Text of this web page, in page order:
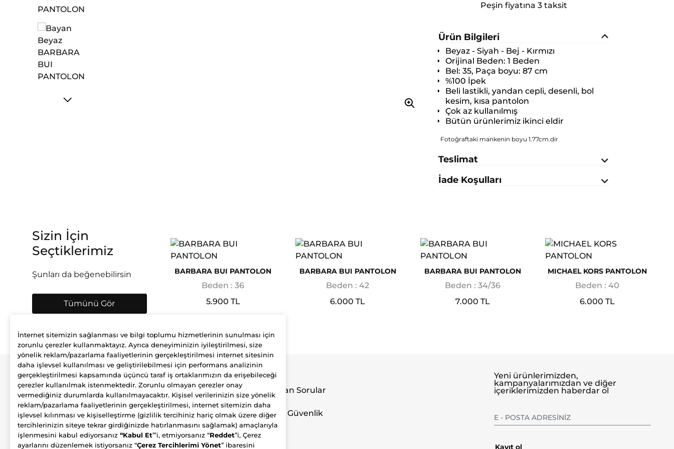
Peşin fiyatına 3 taksit
Ürün Bilgileri
Beyaz - Siyah - Bej - Kırmızı
Orijinal Beden: 1 Beden
Bel: 35, Paça boyu: 87 cm
%100 İpek
Beli lastikli, yandan cepli, desenli, bol
kesim, kısa pantolon
Çok az kullanılmış
Bütün ürünlerimiz ikinci eldir
Fotoğraftaki mankenin boyu 1.77cm.dir
Teslimat
İade Koşulları
Sizin İçin
Seçtiklerimiz
Şunları da beğenebilirsin
Tümünü Gör
BARBARA BUI PANTOLON
Beden : 36
5.900 TL
BARBARA BUI PANTOLON
Beden : 42
6.000 TL
BARBARA BUI PANTOLON
Beden : 34/36
7.000 TL
MICHAEL KORS PANTOLON
Beden : 40
6.000 TL
Şirket
Biz Kimiz?
Nasıl Çalışıyoruz?
Sürdürülebilirlik
Üyelik
Hesabım
Adreslerim
Yardım
Sık Sorulan Sorular
İletişim
Gizlilik ve Güvenlik
Politikası
Yeni ürünlerimizden,
kampanyalarımızdan ve diğer
içeriklerimizden haberdar ol
Kayıt ol
İnternet sitemizin sağlanması ve bilgi toplumu hizmetlerinin sunulması için
zorunlu çerezler kullanmaktayız. Ayrıca deneyiminizin iyileştirilmesi, size
yönelik reklam/pazarlama faaliyetlerinin gerçekleştirilmesi internet sitesinin
daha işlevsel kullanılması ve geliştirilebilmesi için performans analizinin
gerçekleştirilmesi kapsamında üçüncü taraf iş ortaklarımızın da erişebileceği
çerezler kullanılmak istenmektedir. Zorunlu olmayan çerezler onay
vermediğiniz durumlarda kullanılmayacaktır. Kişisel verilerinizin size yönelik
reklam/pazarlama faaliyetlerinin gerçekleştirilmesi, internet sitemizin daha
işlevsel kılınması ve kişiselleştirme (gizlilik tercihiniz hariç olmak üzere diğer
tercihlerinizin siteye tekrar girdiğinizde hatırlanmasını sağlamak) amaçlarıyla
işlenmesini kabul ediyorsanız “Kabul Et”’i, etmiyorsanız “Reddet”i, Çerez
ayarlarını düzenlemek istiyorsanız “Çerez Tercihlerimi Yönet” ibaresini